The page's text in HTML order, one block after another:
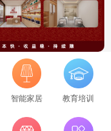
智能家居 教育培训